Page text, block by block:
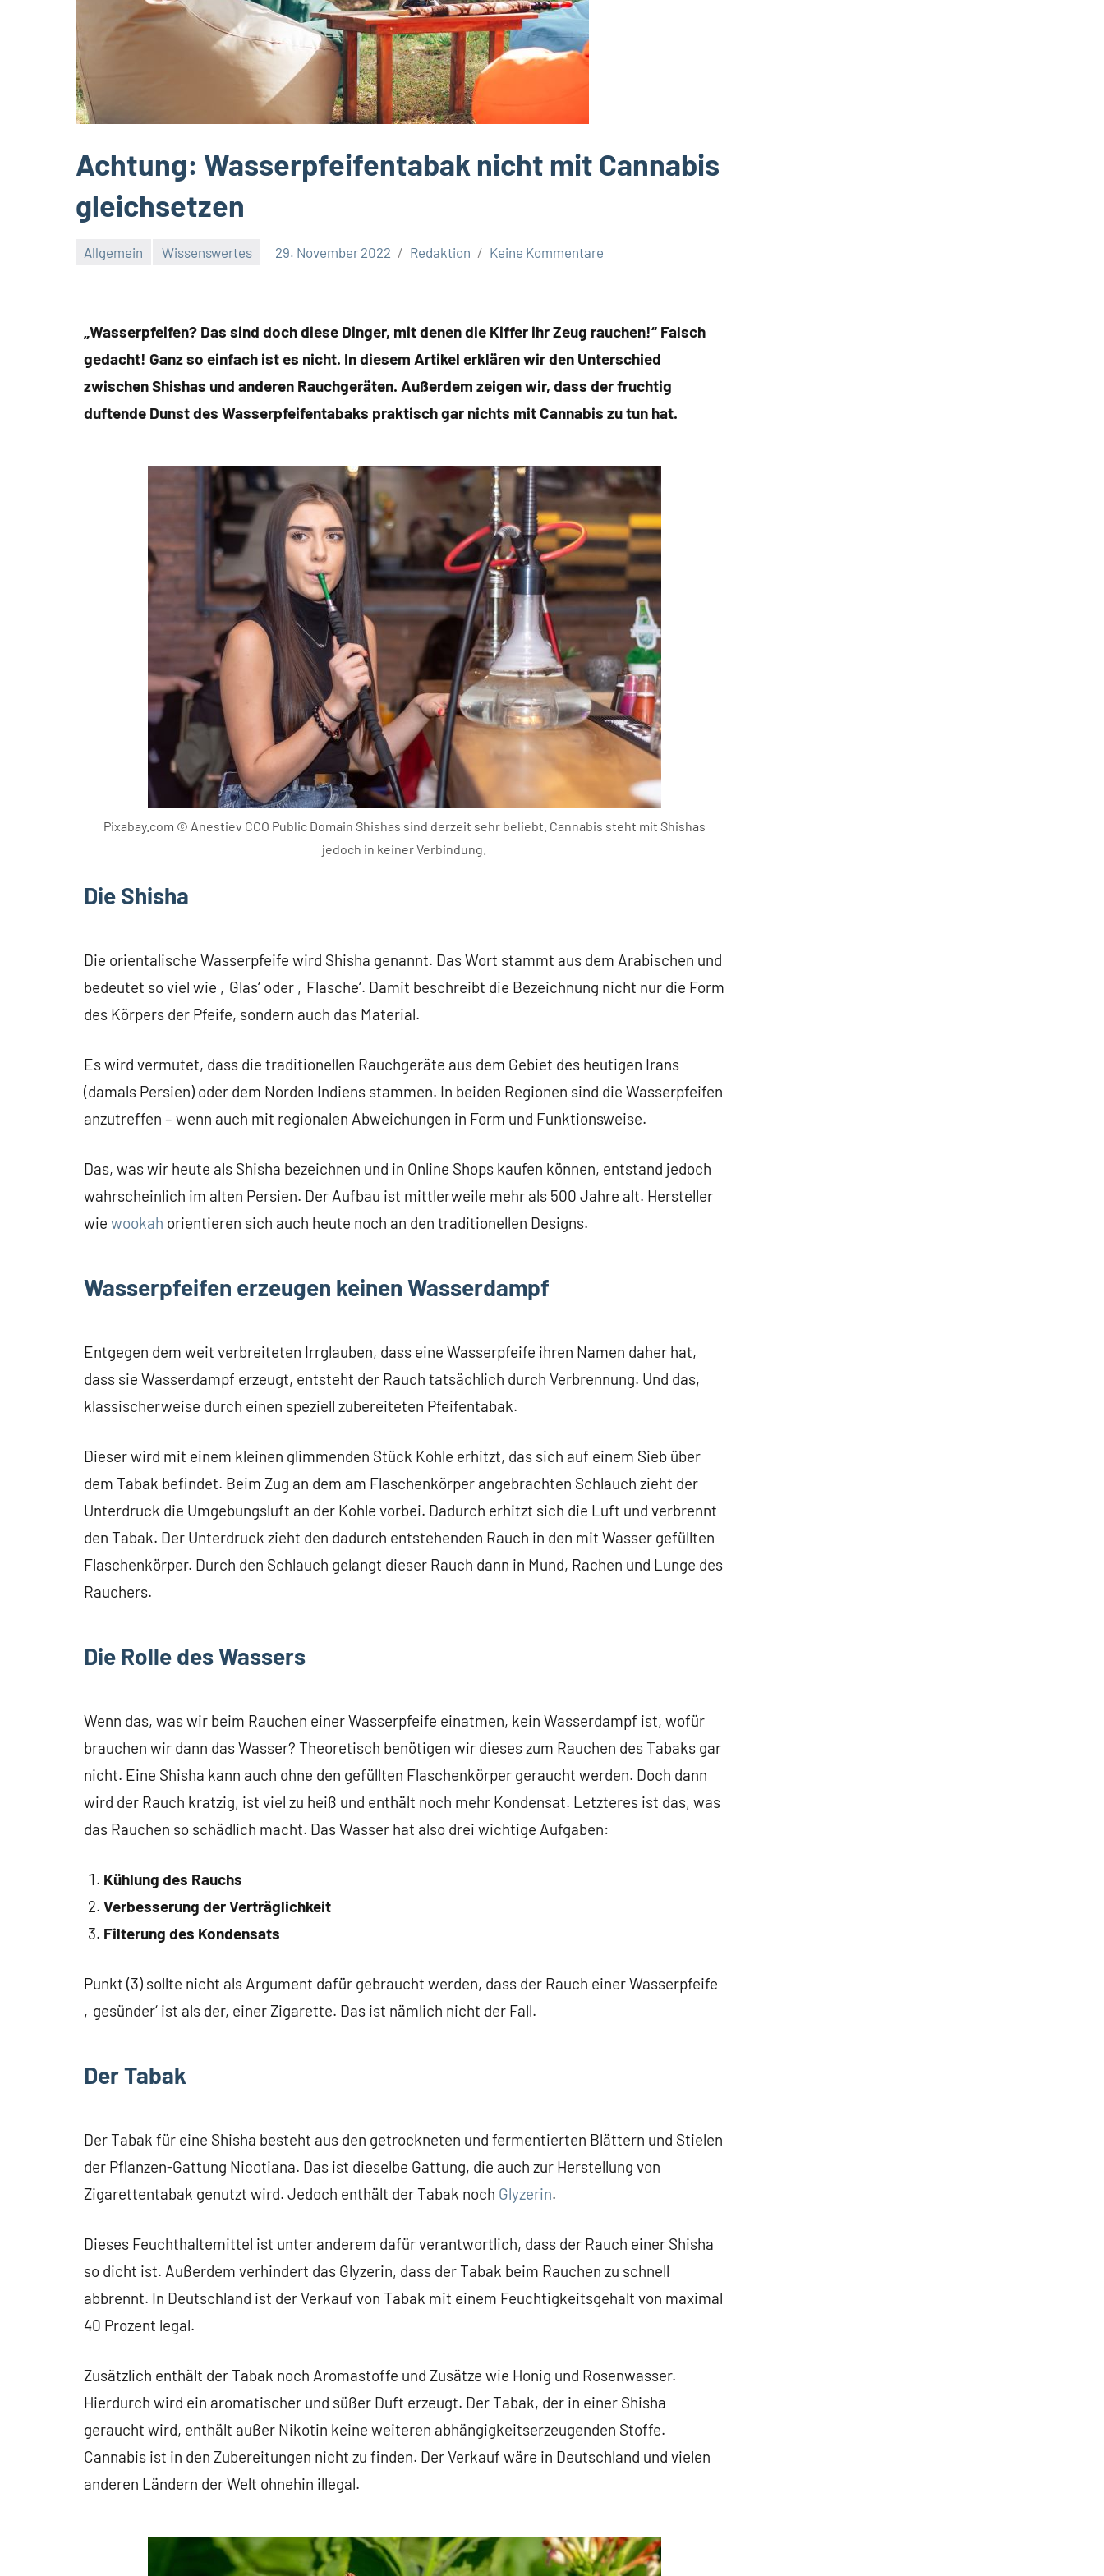
Achtung: Wasserpfeifentabak nicht mit Cannabis
gleichsetzen
Allgemein Wissenswertes 29. November 2022 Redaktion Keine Kommentare
„Wasserpfeifen? Das sind doch diese Dinger, mit denen die Kiffer ihr Zeug rauchen!“ Falsch
gedacht! Ganz so einfach ist es nicht. In diesem Artikel erklären wir den Unterschied
zwischen Shishas und anderen Rauchgeräten. Außerdem zeigen wir, dass der fruchtig
duftende Dunst des Wasserpfeifentabaks praktisch gar nichts mit Cannabis zu tun hat.
Pixabay.com © Anestiev CCO Public Domain Shishas sind derzeit sehr beliebt. Cannabis steht mit Shishas
jedoch in keiner Verbindung.
Die Shisha
Die orientalische Wasserpfeife wird Shisha genannt. Das Wort stammt aus dem Arabischen und
bedeutet so viel wie ‚Glas‘ oder ‚Flasche‘. Damit beschreibt die Bezeichnung nicht nur die Form
des Körpers der Pfeife, sondern auch das Material.
Es wird vermutet, dass die traditionellen Rauchgeräte aus dem Gebiet des heutigen Irans
(damals Persien) oder dem Norden Indiens stammen. In beiden Regionen sind die Wasserpfeifen
anzutreffen – wenn auch mit regionalen Abweichungen in Form und Funktionsweise.
Das, was wir heute als Shisha bezeichnen und in Online Shops kaufen können, entstand jedoch
wahrscheinlich im alten Persien. Der Aufbau ist mittlerweile mehr als 500 Jahre alt. Hersteller
wie wookah orientieren sich auch heute noch an den traditionellen Designs.
Wasserpfeifen erzeugen keinen Wasserdampf
Entgegen dem weit verbreiteten Irrglauben, dass eine Wasserpfeife ihren Namen daher hat,
dass sie Wasserdampf erzeugt, entsteht der Rauch tatsächlich durch Verbrennung. Und das,
klassischerweise durch einen speziell zubereiteten Pfeifentabak.
Dieser wird mit einem kleinen glimmenden Stück Kohle erhitzt, das sich auf einem Sieb über
dem Tabak befindet. Beim Zug an dem am Flaschenkörper angebrachten Schlauch zieht der
Unterdruck die Umgebungsluft an der Kohle vorbei. Dadurch erhitzt sich die Luft und verbrennt
den Tabak. Der Unterdruck zieht den dadurch entstehenden Rauch in den mit Wasser gefüllten
Flaschenkörper. Durch den Schlauch gelangt dieser Rauch dann in Mund, Rachen und Lunge des
Rauchers.
Die Rolle des Wassers
Wenn das, was wir beim Rauchen einer Wasserpfeife einatmen, kein Wasserdampf ist, wofür
brauchen wir dann das Wasser? Theoretisch benötigen wir dieses zum Rauchen des Tabaks gar
nicht. Eine Shisha kann auch ohne den gefüllten Flaschenkörper geraucht werden. Doch dann
wird der Rauch kratzig, ist viel zu heiß und enthält noch mehr Kondensat. Letzteres ist das, was
das Rauchen so schädlich macht. Das Wasser hat also drei wichtige Aufgaben:
Kühlung des Rauchs
Verbesserung der Verträglichkeit
Filterung des Kondensats
Punkt (3) sollte nicht als Argument dafür gebraucht werden, dass der Rauch einer Wasserpfeife
‚gesünder‘ ist als der, einer Zigarette. Das ist nämlich nicht der Fall.
Der Tabak
Der Tabak für eine Shisha besteht aus den getrockneten und fermentierten Blättern und Stielen
der Pflanzen-Gattung Nicotiana. Das ist dieselbe Gattung, die auch zur Herstellung von
Zigarettentabak genutzt wird. Jedoch enthält der Tabak noch Glyzerin.
Dieses Feuchthaltemittel ist unter anderem dafür verantwortlich, dass der Rauch einer Shisha
so dicht ist. Außerdem verhindert das Glyzerin, dass der Tabak beim Rauchen zu schnell
abbrennt. In Deutschland ist der Verkauf von Tabak mit einem Feuchtigkeitsgehalt von maximal
40 Prozent legal.
Zusätzlich enthält der Tabak noch Aromastoffe und Zusätze wie Honig und Rosenwasser.
Hierdurch wird ein aromatischer und süßer Duft erzeugt. Der Tabak, der in einer Shisha
geraucht wird, enthält außer Nikotin keine weiteren abhängigkeitserzeugenden Stoffe.
Cannabis ist in den Zubereitungen nicht zu finden. Der Verkauf wäre in Deutschland und vielen
anderen Ländern der Welt ohnehin illegal.